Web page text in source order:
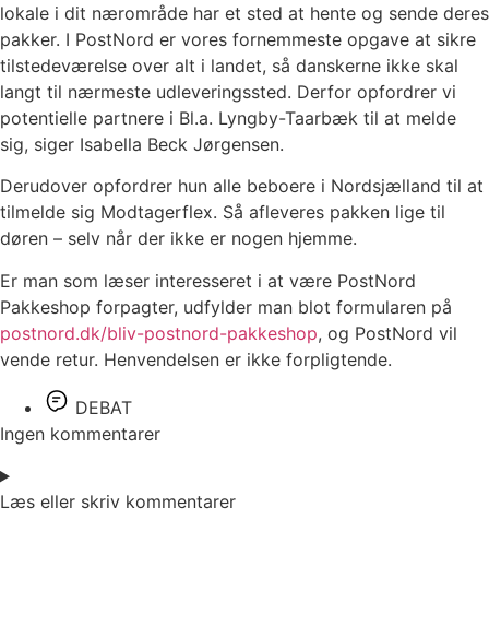
lokale i dit nærområde har et sted at hente og sende deres
pakker. I PostNord er vores fornemmeste opgave at sikre
tilstedeværelse over alt i landet, så danskerne ikke skal
langt til nærmeste udleveringssted. Derfor opfordrer vi
potentielle partnere i Bl.a. Lyngby-Taarbæk til at melde
sig, siger Isabella Beck Jørgensen.
Derudover opfordrer hun alle beboere i Nordsjælland til at
tilmelde sig Modtagerflex. Så afleveres pakken lige til
døren – selv når der ikke er nogen hjemme.
Er man som læser interesseret i at være PostNord
Pakkeshop forpagter, udfylder man blot formularen på
postnord.dk/bliv-postnord-pakkeshop, og PostNord vil
vende retur. Henvendelsen er ikke forpligtende.
DEBAT
Ingen kommentarer
Læs eller skriv kommentarer